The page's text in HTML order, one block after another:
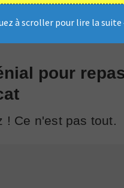
à scroller pour lire la suite
pour
! Ce n'est pas tout.